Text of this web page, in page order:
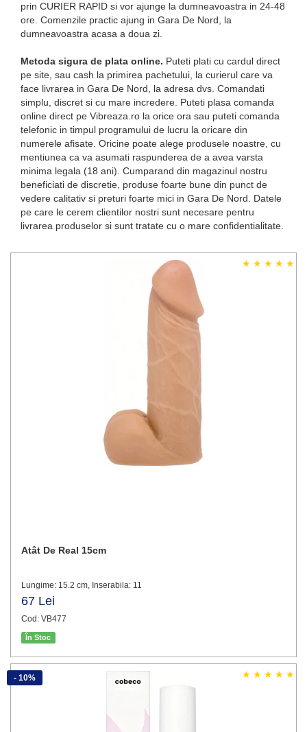
prin CURIER RAPID si vor ajunge la dumneavoastra in 24-48
ore. Comenzile practic ajung in Gara De Nord, la
dumneavoastra acasa a doua zi.
Metoda sigura de plata online. Puteti plati cu cardul direct
pe site, sau cash la primirea pachetului, la curierul care va
face livrarea in Gara De Nord, la adresa dvs. Comandati
simplu, discret si cu mare incredere. Puteti plasa comanda
online direct pe Vibreaza.ro la orice ora sau puteti comanda
telefonic in timpul programului de lucru la oricare din
numerele afisate. Oricine poate alege produsele noastre, cu
mentiunea ca va asumati raspunderea de a avea varsta
minima legala (18 ani). Cumparand din magazinul nostru
beneficiati de discretie, produse foarte bune din punct de
vedere calitativ si preturi foarte mici in Gara De Nord. Datele
pe care le cerem clientilor nostri sunt necesare pentru
livrarea produselor si sunt tratate cu o mare confidentialitate.
Atât De Real 15cm
Lungime: 15.2 cm, Inserabila: 11
67 Lei
Cod: VB477
În Stoc
- 10%